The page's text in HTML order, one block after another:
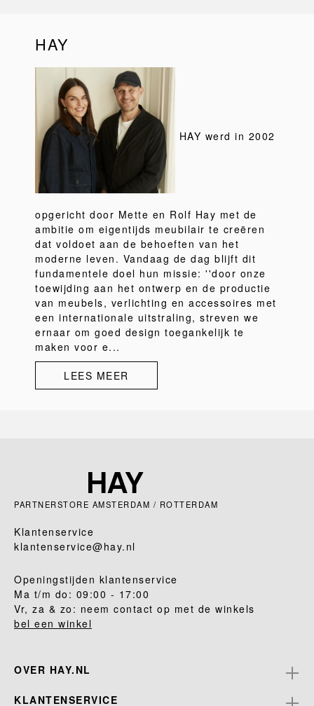
HAY
HAY werd in 2002
opgericht door Mette en Rolf Hay met de
ambitie om eigentijds meubilair te creëren
dat voldoet aan de behoeften van het
moderne leven. Vandaag de dag blijft dit
fundamentele doel hun missie: ''door onze
toewijding aan het ontwerp en de productie
van meubels, verlichting en accessoires met
een internationale uitstraling, streven we
ernaar om goed design toegankelijk te
maken voor e...
LEES MEER
PARTNERSTORE AMSTERDAM / ROTTERDAM
Klantenservice
klantenservice@hay.nl
Openingstijden klantenservice
Ma t/m do: 09:00 - 17:00
Vr, za & zo: neem contact op met de winkels
bel een winkel
OVER HAY.NL
KLANTENSERVICE